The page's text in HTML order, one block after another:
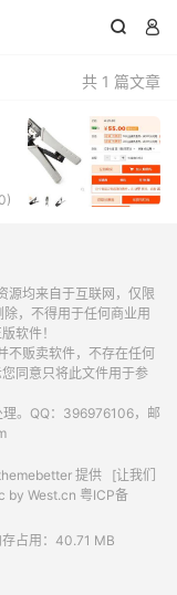
 
共 1 篇文章
)
源均来自于互联网，仅限
，不得用于任何商业用
软件！
不贩卖软件，不存在任何
同意只将此文件用于参
。QQ：396976106，邮
提供 [让我们
by West.cn 粤ICP备
占用：40.71 MB